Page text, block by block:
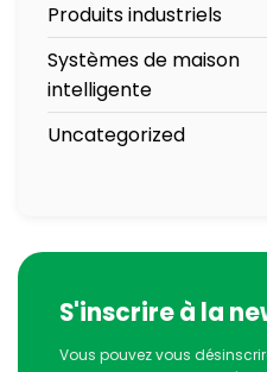
Produits industriels
Systèmes de maison
intelligente
Uncategorized
S'inscrire à la
Vous pouvez vous